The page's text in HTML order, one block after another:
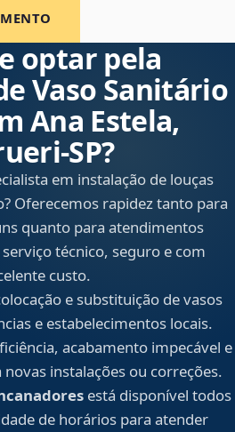
optar pela
Vaso Sanitário
Ana Estela,
em instalação de louças
Oferecemos rapidez tanto para
quanto para atendimentos
técnico, seguro e com
custo.
e substituição de vasos
e estabelecimentos locais.
acabamento impecável e
instalações ou correções.
está disponível todos
de horários para atender